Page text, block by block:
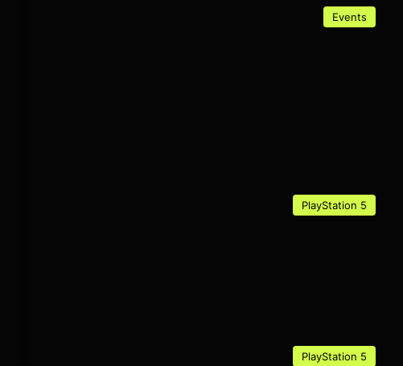
Events
PlayStation 5
PlayStation 5